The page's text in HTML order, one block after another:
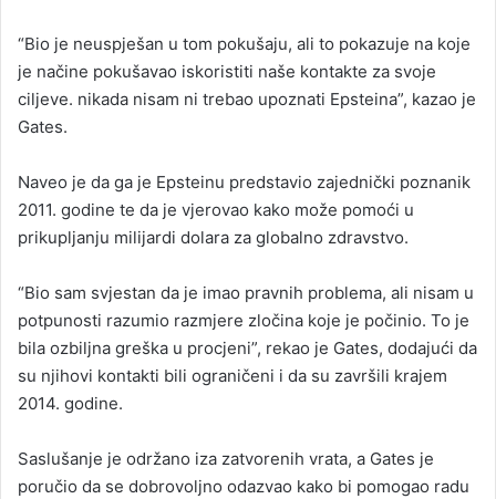
“Bio je neuspješan u tom pokušaju, ali to pokazuje na koje
je načine pokušavao iskoristiti naše kontakte za svoje
ciljeve. nikada nisam ni trebao upoznati Epsteina”, kazao je
Gates.
Naveo je da ga je Epsteinu predstavio zajednički poznanik
2011. godine te da je vjerovao kako može pomoći u
prikupljanju milijardi dolara za globalno zdravstvo.
“Bio sam svjestan da je imao pravnih problema, ali nisam u
potpunosti razumio razmjere zločina koje je počinio. To je
bila ozbiljna greška u procjeni”, rekao je Gates, dodajući da
su njihovi kontakti bili ograničeni i da su završili krajem
2014. godine.
Saslušanje je održano iza zatvorenih vrata, a Gates je
poručio da se dobrovoljno odazvao kako bi pomogao radu